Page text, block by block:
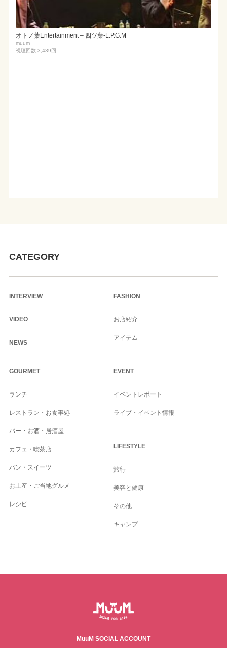
オトノ葉Entertainment – 四ツ葉-L.P.G.M
muum
視聴回数 3,439 回
CATEGORY
INTERVIEW
VIDEO
NEWS
FASHION
お店紹介
アイテム
GOURMET
ランチ
レストラン・お食事処
バー・お酒・居酒屋
カフェ・喫茶店
パン・スイーツ
お土産・ご当地グルメ
レシピ
EVENT
イベントレポート
ライブ・イベント情報
LIFESTYLE
旅行
美容と健康
その他
キャンプ
MuuM SOCIAL ACCOUNT